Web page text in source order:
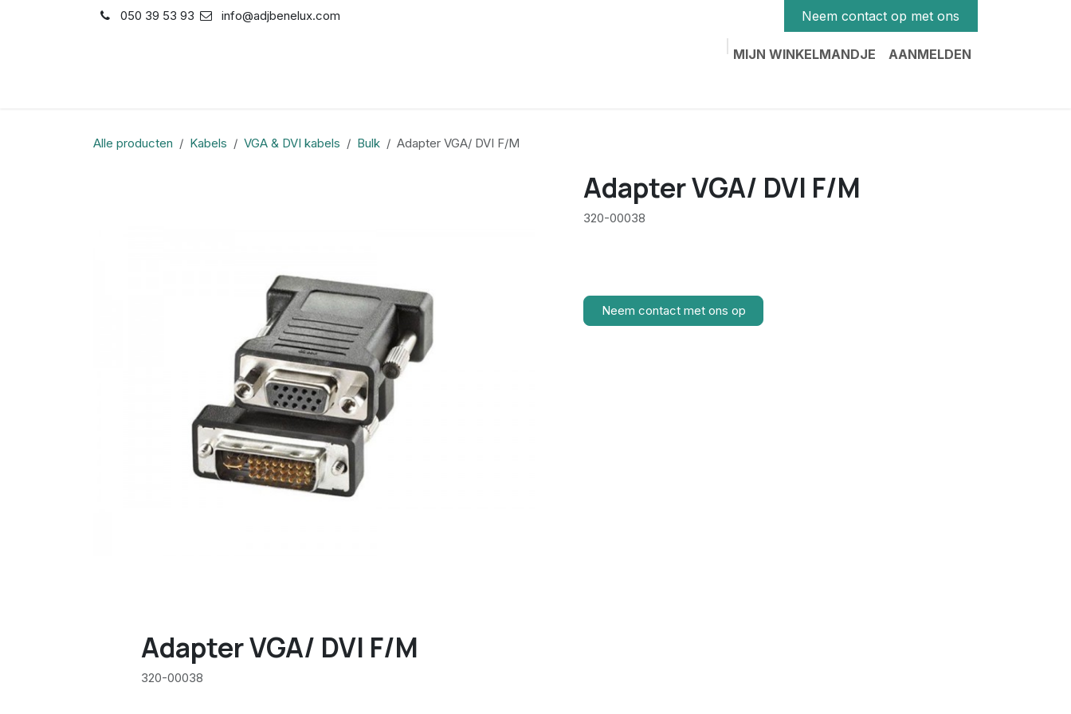
Overslaan naar inhoud
050 39 53 93 info@adjbenelux.com Neem contact op met ons
MIJN WINKELMANDJE
AANMELDEN
Alle producten Kabels VGA & DVI kabels Bulk Adapter VGA/ DVI F/M
Adapter VGA/ DVI F/M
320-00038
Neem contact met ons op
Adapter VGA/ DVI F/M
320-00038